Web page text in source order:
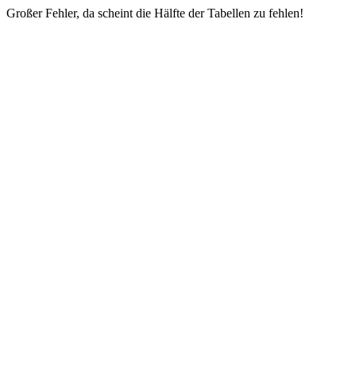
Großer Fehler, da scheint die Hälfte der Tabellen zu fehlen!